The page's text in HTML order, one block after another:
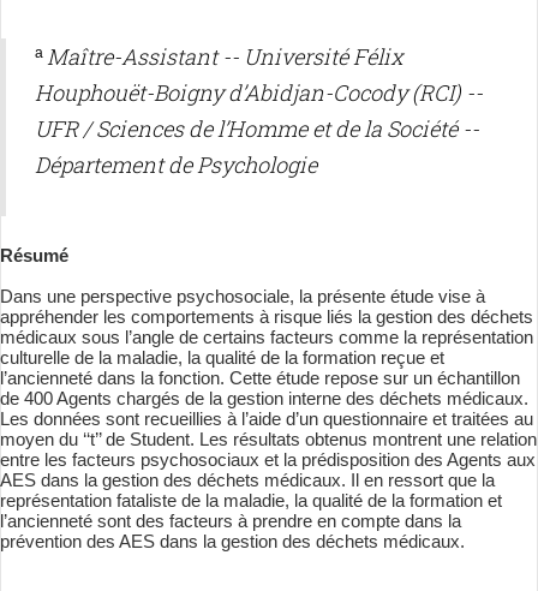
a Maître-Assistant -- Université Félix
Houphouët-Boigny d’Abidjan-Cocody (RCI) --
UFR / Sciences de l’Homme et de la Société --
Département de Psychologie
Résumé
Dans une perspective psychosociale, la présente étude vise à
appréhender les comportements à risque liés la gestion des déchets
médicaux sous l’angle de certains facteurs comme la représentation
culturelle de la maladie, la qualité de la formation reçue et
l’ancienneté dans la fonction. Cette étude repose sur un échantillon
de 400 Agents chargés de la gestion interne des déchets médicaux.
Les données sont recueillies à l’aide d’un questionnaire et traitées au
moyen du ‘‘t’’ de Student. Les résultats obtenus montrent une relation
entre les facteurs psychosociaux et la prédisposition des Agents aux
AES dans la gestion des déchets médicaux. Il en ressort que la
représentation fataliste de la maladie, la qualité de la formation et
l’ancienneté sont des facteurs à prendre en compte dans la
prévention des AES dans la gestion des déchets médicaux.